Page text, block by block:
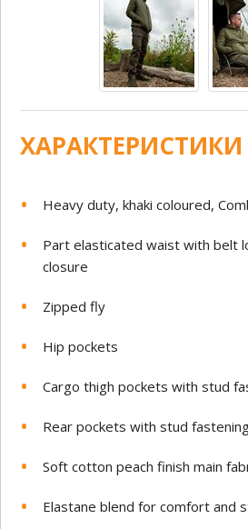
Heavy duty, khaki coloured,
Part elasticated waist with belt
closure
Zipped fly
Hip pockets
Cargo thigh pockets with stud
Rear pockets with stud
Soft cotton peach finish main
Elastane blend for comfort and